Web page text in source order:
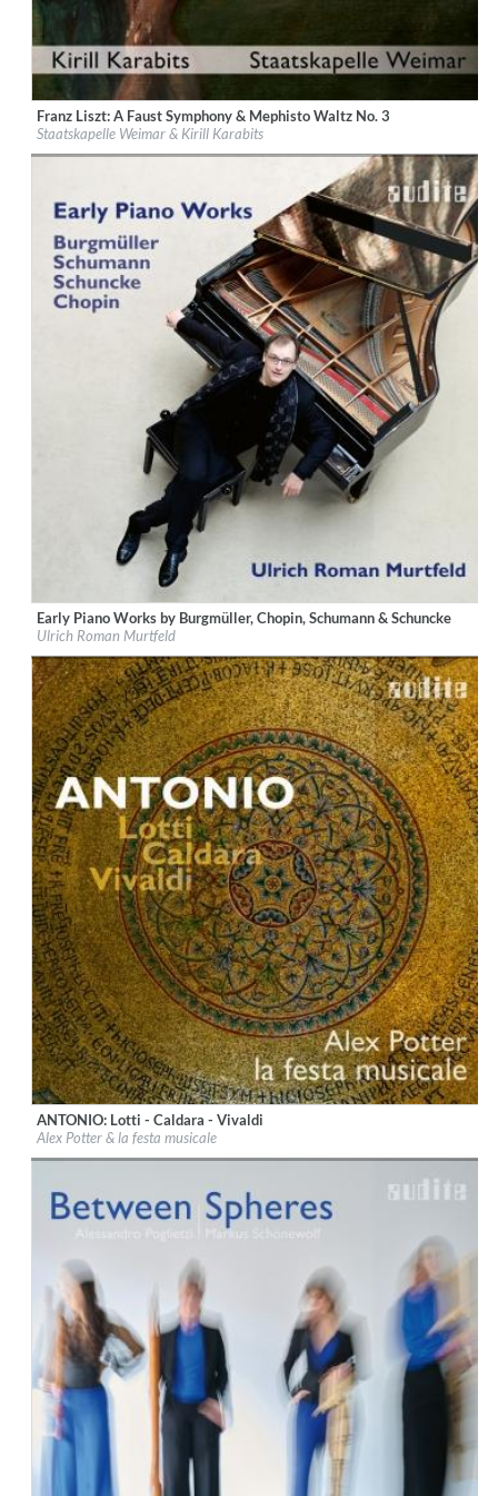
Label:audite Musikproduktion
Genre: Classical
$ 14.20
Franz Liszt: A Faust Symphony & Mephisto Waltz No. 3
Staatskapelle Weimar & Kirill Karabits
Label: audite Musikproduktion
Genre: Classical
$ 12.90
Early Piano Works by Burgmüller, Chopin, Schumann & Schuncke
Ulrich Roman Murtfeld
Label:audite Musikproduktion
Genre:Classical
$ 14.20
ANTONIO: Lotti - Caldara - Vivaldi
Alex Potter & la festa musicale